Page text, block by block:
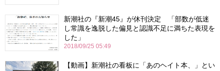
新潮社の『新潮45』が休刊決定 「部数が低迷
し常識を逸脱した偏見と認識不足に満ちた表現を
した」
2018/09/25 05:49
【動画】新潮社の看板に「あのヘイト本、」とい